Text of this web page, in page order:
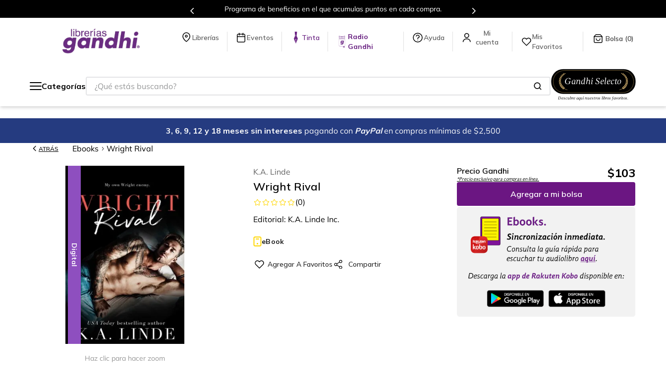
Programa de beneficios en el que acumulas puntos en cada compra. Más de 5 millones de títulos en nuestra tienda en línea.
Librerías Eventos Tinta
Radio
Gandhi
Ayuda
Mis
Favoritos
0
Categorías
¿Qué estás buscando?
3, 6, 9, 12 y 18 meses sin intereses pagando con PayPal en compras mínimas de $2,500
ATRÁS Ebooks Wright Rival
Digital
Haz clic para hacer zoom
K.A. Linde
Wright Rival
(0)
Editorial: K.A. Linde Inc.
eBook
Precio Gandhi
*Precio exclusivo para compras en línea. $103
Agregar a mi bolsa